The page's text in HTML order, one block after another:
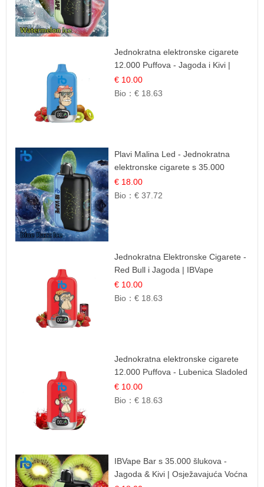
Jednokratna elektronske cigarete
12.000 Puffova - Jagoda i Kivi |
Sočna Voćna Kombinacija
€ 10.00
Bio：€ 18.63
Plavi Malina Led - Jednokratna
elektronske cigarete s 35.000
šlukova | IBVape
€ 18.00
Bio：€ 37.72
Jednokratna Elektronske Cigarete -
Red Bull i Jagoda | IBVape
€ 10.00
Bio：€ 18.63
Jednokratna elektronske cigarete
12.000 Puffova - Lubenica Sladoled
| Ljetna Desertna Aroma
€ 10.00
Bio：€ 18.63
IBVape Bar s 35.000 šlukova -
Jagoda & Kivi | Osježavajuća Voćna